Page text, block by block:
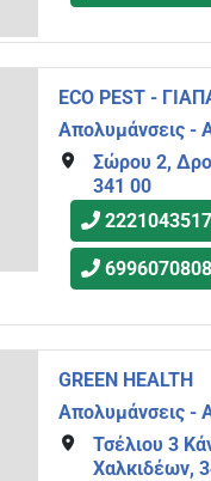
ECO PEST -
Απολυμάνσεις -
Σώρου 2,
341 00
2221043517
6996070808
GREEN HEALTH
Απολυμάνσεις -
Τσέλιου 3
Χαλκιδέων,